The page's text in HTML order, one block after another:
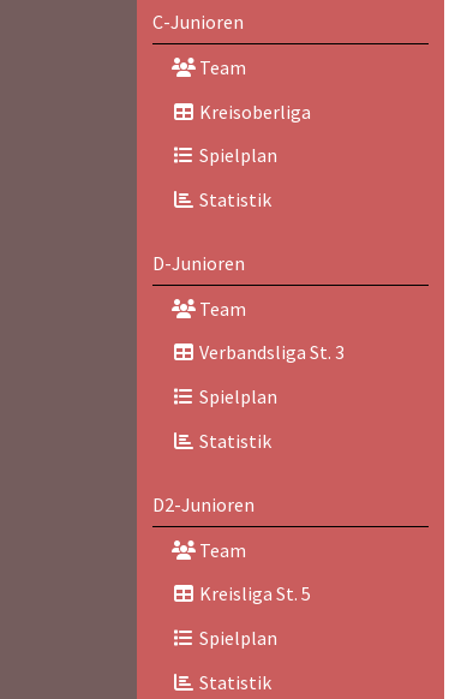
C-Junioren
Team
Kreisoberliga
Spielplan
Statistik
D-Junioren
Team
Verbandsliga St. 3
Spielplan
Statistik
D2-Junioren
Team
Kreisliga St. 5
Spielplan
Statistik